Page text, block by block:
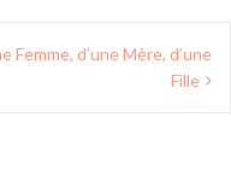
Femme, d’une Mère, d’une
Fille